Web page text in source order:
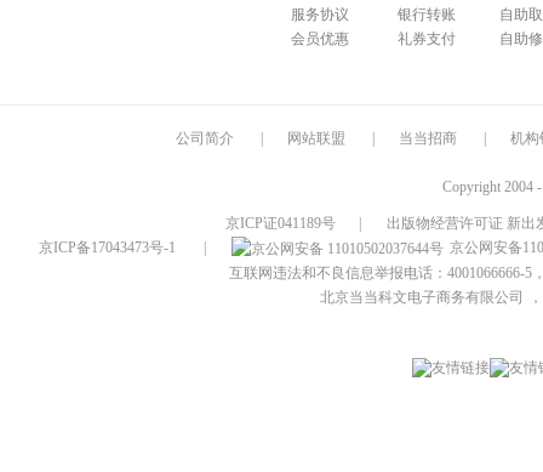
服务协议
会员优惠
银行转账
礼券支付
自助
自助
公司简介 网站联盟 当当招商 机构
Copyright 2004
京ICP证041189号
出版物经营许可证 新出
京ICP备17043473号-1
京公网安备
互联网违法和不良信息举报电话：4001066666-5
北京当当科文电子商务有限公司